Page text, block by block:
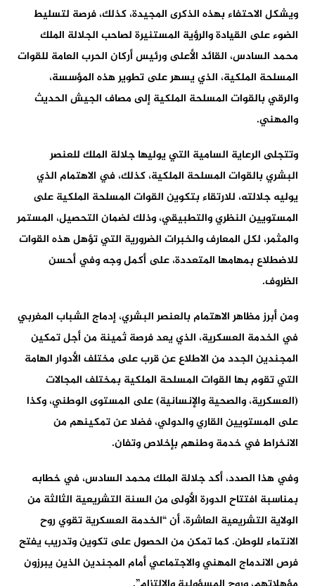
ويشكل الاحتفاء بهذه الذكرى المجيدة، كذلك، فرصة لتسليط
الضوء على القيادة والرؤية المستنيرة لصاحب الجلالة الملك
محمد السادس، القائد الأعلى ورئيس أركان الحرب العامة للقوات
المسلحة الملكية، الذي يسهر على تطوير هذه المؤسسة،
والرقي بالقوات المسلحة الملكية إلى مصاف الجيش الحديث
والمهني.
وتتجلى الرعاية السامية التي يوليها جلالة الملك للعنصر
البشري بالقوات المسلحة الملكية، كذلك، في الاهتمام الذي
يوليه جلالته، للارتقاء بتكوين القوات المسلحة الملكية على
المستويين النظري والتطبيقي، وذلك لضمان التحصيل، المستمر
والمثمر، لكل المعارف والخبرات الضرورية التي تؤهل هذه القوات
للاضطلاع بمهامها المتعددة، على أكمل وجه وفي أحسن
الظروف.
ومن أبرز مظاهر الاهتمام بالعنصر البشري، إدماج الشباب المغربي
في الخدمة العسكرية، الذي يعد فرصة ثمينة من أجل تمكين
المجندين الجدد من الاطلاع عن قرب على مختلف الأدوار الهامة
التي تقوم بها القوات المسلحة الملكية بمختلف المجالات
(العسكرية، والصحية والإنسانية) على المستوى الوطني، وكذا
على المستويين القاري والدولي، فضلا عن تمكينهم من
الانخراط في خدمة وطنهم بإخلاص وتفان.
وفي هذا الصدد، أكد جلالة الملك محمد السادس، في خطابه
بمناسبة افتتاح الدورة الأولى من السنة التشريعية الثالثة من
الولاية التشريعية العاشرة، أن “الخدمة العسكرية تقوي روح
الانتماء للوطن. كما تمكن من الحصول على تكوين وتدريب يفتح
فرص الاندماج المهني والاجتماعي أمام المجندين الذين يبرزون